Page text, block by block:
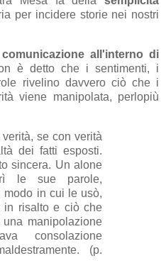
per incidere storie nei nostri
comunicazione all'interno di
è detto che i sentimenti, i
rivelino davvero ciò che i
viene manipolata, perlopiù
se con verità
dei fatti esposti.
sincera. Un alone
le sue parole,
modo in cui le usò,
in risalto e ciò che
manipolazione
consolazione
(p.